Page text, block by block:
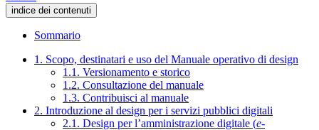
indice dei contenuti
Sommario
1. Scopo, destinatari e uso del Manuale operativo di design
1.1. Versionamento e storico
1.2. Consultazione del manuale
1.3. Contribuisci al manuale
2. Introduzione al design per i servizi pubblici digitali
2.1. Design per l’amministrazione digitale (e-